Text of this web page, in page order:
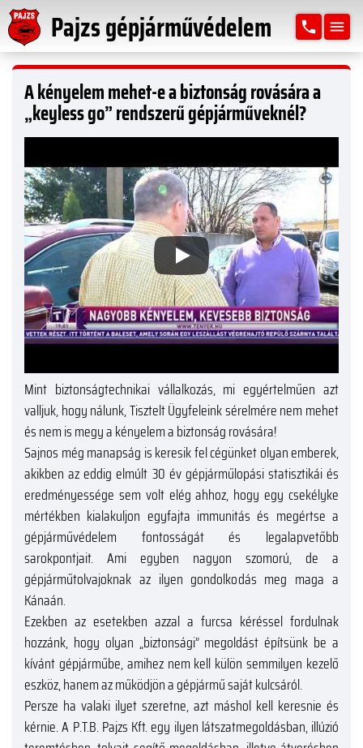
Pajzs gépjárművédelem phone menu
A kényelem mehet-e a biztonság rovására a
„keyless go” rendszerű gépjárműveknél?
Mint biztonságtechnikai vállalkozás, mi egyértelműen azt
valljuk, hogy nálunk, Tisztelt Ügyfeleink sérelmére nem mehet
és nem is megy a kényelem a biztonság rovására!
Sajnos még manapság is keresik fel cégünket olyan emberek,
akikben az eddig elmúlt 30 év gépjárműlopási statisztikái és
eredményessége sem volt elég ahhoz, hogy egy csekélyke
mértékben kialakuljon egyfajta immunitás és megértse a
gépjárművédelem fontosságát és legalapvetőbb
sarokpontjait. Ami egyben nagyon szomorú, de a
gépjárműtolvajoknak az ilyen gondolkodás meg maga a
Kánaán.
Ezekben az esetekben azzal a furcsa kéréssel fordulnak
hozzánk, hogy olyan „biztonsági” megoldást építsünk be a
kívánt gépjárműbe, amihez nem kell külön semmilyen kezelő
eszköz, hanem az működjön a gépjármű saját kulcsáról.
Persze ha valaki ilyet szeretne, azt máshol kell keresnie és
kérnie. A P.T.B. Pajzs Kft. egy ilyen látszatmegoldásban, illúzió